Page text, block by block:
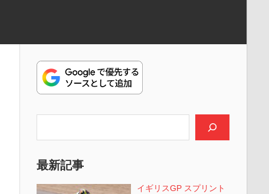
最新記事
イギリスGP スプリント